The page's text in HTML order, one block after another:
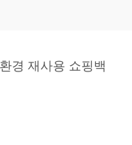
경 재사용 쇼핑백